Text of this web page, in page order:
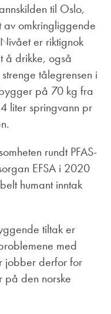
til Oslo,
av omkringliggende
er riktignok
å drikke, også
tålegrensen i
på 70 kg fra
liter springvann pr
rundt PFAS-
EFSA i 2020
humant inntak
tiltak er
med
jobber derfor for
på den norske